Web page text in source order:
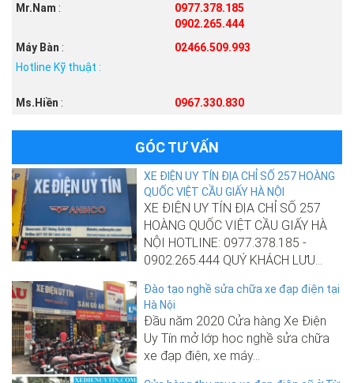
Mr.Nam :
0977.378.185
0902.265.444
Máy Bàn :
02466.509.993
Hotline Kỹ thuật :
Ms.Hiền : 0967.330.830
GÓC TƯ VẤN
XE ĐIỆN UY TÍN ĐỊA CHỈ SỐ 257 HOÀNG
QUỐC VIỆT CẦU GIẤY HÀ NỘI
XE ĐIỆN UY TÍN ĐỊA CHỈ SỐ 257
HOÀNG QUỐC VIỆT CẦU GIẤY HÀ
NỘI HOTLINE: 0977.378.185 -
0902.265.444 QUÝ KHÁCH LƯU...
Đào tạo nghề sửa chữa xe đạp điện tại
Hà Nội
Đầu năm 2020 Cửa hàng Xe Điện
Uy Tín mở lớp học nghề sửa chữa
xe đạp điện, xe máy...